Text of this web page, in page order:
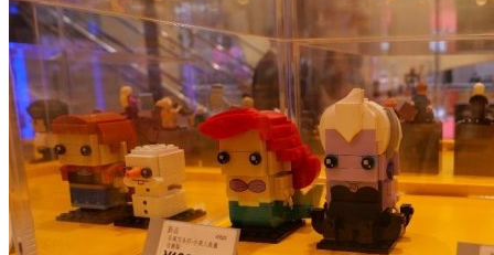
仔，也能照着模型一步步地还原整个拼搭过程，可以说非常有
趣好玩了。